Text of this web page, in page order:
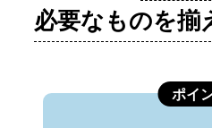
必要なものを揃
ポイ